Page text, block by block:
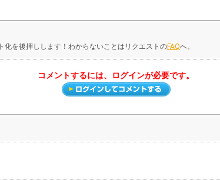
を後押しします！わからないことはリクエストのFAQへ。
コメントするには、ログインが必要です。